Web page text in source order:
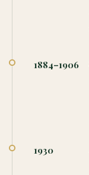
1884–1906
1930